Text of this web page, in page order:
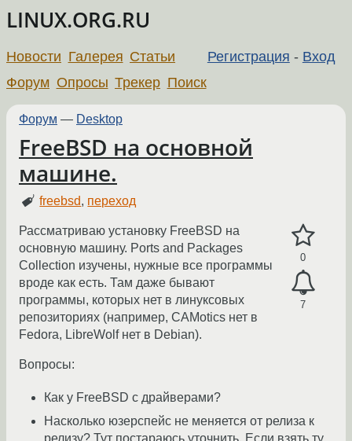
LINUX.ORG.RU
Регистрация - Вход
Новости Галерея Статьи
Форум Опросы Трекер Поиск
Форум — Desktop
FreeBSD на основной
машине.
freebsd, переход
0
7
Рассматриваю установку FreeBSD на
основную машину. Ports and Packages
Collection изучены, нужные все программы
вроде как есть. Там даже бывают
программы, которых нет в линуксовых
репозиториях (например, CAMotics нет в
Fedora, LibreWolf нет в Debian).
Вопросы:
Как у FreeBSD с драйверами?
Насколько юзерспейс не меняется от релиза к